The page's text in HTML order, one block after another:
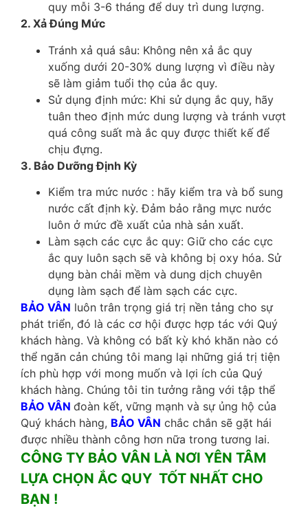
quy mỗi 3-6 tháng để duy trì dung lượng.
2. Xả Đúng Mức
Tránh xả quá sâu: Không nên xả ắc quy
xuống dưới 20-30% dung lượng vì điều này
sẽ làm giảm tuổi thọ của ắc quy.
Sử dụng định mức: Khi sử dụng ắc quy, hãy
tuân theo định mức dung lượng và tránh vượt
quá công suất mà ắc quy được thiết kế để
chịu đựng.
3. Bảo Dưỡng Định Kỳ
Kiểm tra mức nước : hãy kiểm tra và bổ sung
nước cất định kỳ. Đảm bảo rằng mực nước
luôn ở mức đề xuất của nhà sản xuất.
Làm sạch các cực ắc quy: Giữ cho các cực
ắc quy luôn sạch sẽ và không bị oxy hóa. Sử
dụng bàn chải mềm và dung dịch chuyên
dụng làm sạch để làm sạch các cực.
BẢO VÂN luôn trân trọng giá trị nền tảng cho sự
phát triển, đó là các cơ hội được hợp tác với Quý
khách hàng. Và không có bất kỳ khó khăn nào có
thể ngăn cản chúng tôi mang lại những giá trị tiện
ích phù hợp với mong muốn và lợi ích của Quý
khách hàng. Chúng tôi tin tưởng rằng với tập thể
BẢO VÂN đoàn kết, vững mạnh và sự ủng hộ của
Quý khách hàng, BẢO VÂN chắc chắn sẽ gặt hái
được nhiều thành công hơn nữa trong tương lai.
CÔNG TY BẢO VÂN LÀ NƠI YÊN TÂM
LỰA CHỌN ẮC QUY TỐT NHẤT CHO
BẠN !